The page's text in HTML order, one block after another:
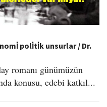
poli̇ti̇k unsurlar / Dr.
romanı günümüzün
konusu, edebi katkıl...